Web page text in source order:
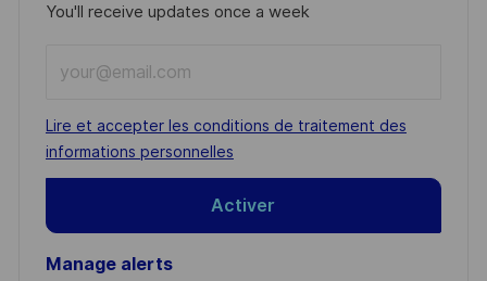
You'll receive updates once a week
Email
address
(Required)
Required
Lire et accepter les conditions de traitement des
informations personnelles
Activer
Manage alerts